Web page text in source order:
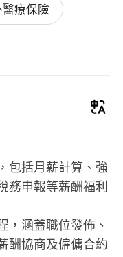
療保險
包括月薪計算、強
務申報等薪酬福利
，涵蓋職位發佈、
酬協商及僱傭合約